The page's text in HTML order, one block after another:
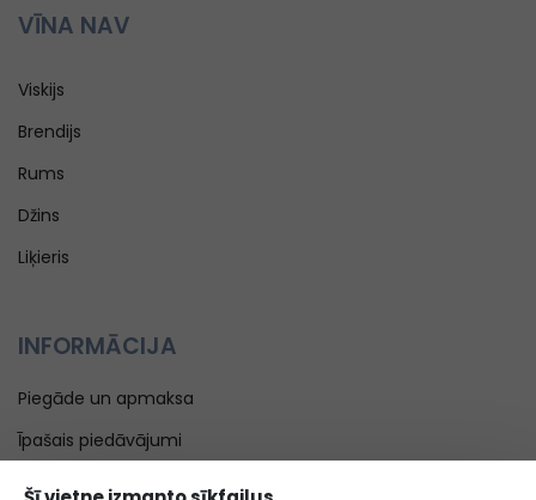
VĪNA NAV
Viskijs
Brendijs
Rums
Džins
Liķieris
INFORMĀCIJA
Piegāde un apmaksa
Īpašais piedāvājumi
Blogs